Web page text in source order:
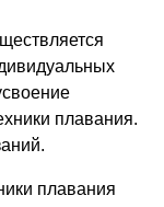
плавания.
плавания